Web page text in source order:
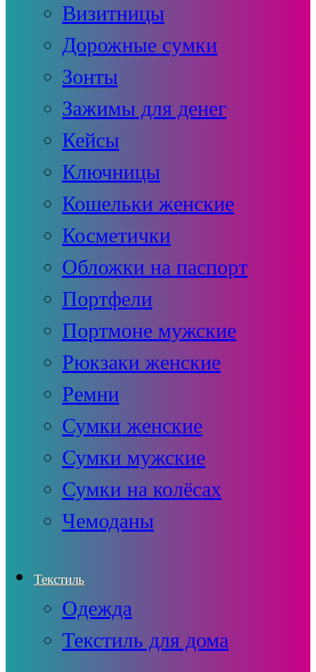
Визитницы
Дорожные сумки
Зонты
Зажимы для денег
Кейсы
Ключницы
Кошельки женские
Косметички
Обложки на паспорт
Портфели
Портмоне мужские
Рюкзаки женские
Ремни
Сумки женские
Сумки мужские
Сумки на колёсах
Чемоданы
Текстиль
Одежда
Текстиль для дома